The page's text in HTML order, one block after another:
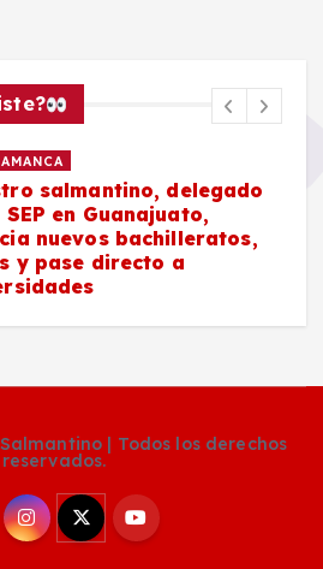
salmantino, delegado
SEP en Guanajuato,
nuevos bachilleratos,
y pase directo a
| Todos los derechos
reservados.